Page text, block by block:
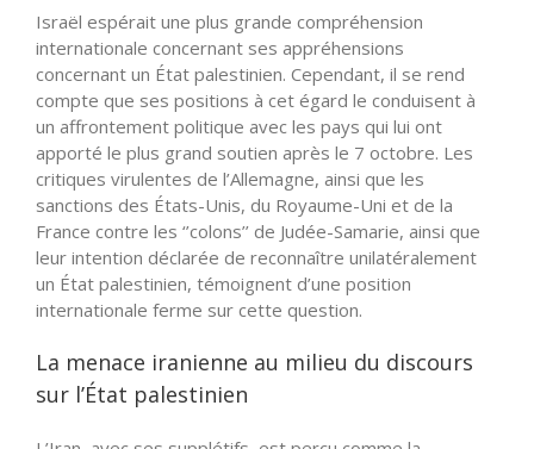
Israël espérait une plus grande compréhension
internationale concernant ses appréhensions
concernant un État palestinien. Cependant, il se rend
compte que ses positions à cet égard le conduisent à
un affrontement politique avec les pays qui lui ont
apporté le plus grand soutien après le 7 octobre. Les
critiques virulentes de l’Allemagne, ainsi que les
sanctions des États-Unis, du Royaume-Uni et de la
France contre les ‘’colons’’ de Judée-Samarie, ainsi que
leur intention déclarée de reconnaître unilatéralement
un État palestinien, témoignent d’une position
internationale ferme sur cette question.
La menace iranienne au milieu du discours
sur l’État palestinien